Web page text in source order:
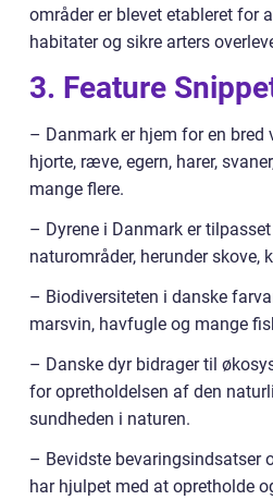
områder er blevet etableret for
habitater og sikre arters
3. Feature
– Danmark er hjem for en bred
hjorte, ræve, egern, harer,
mange flere.
– Dyrene i Danmark er
naturområder, herunder skove,
– Biodiversiteten i danske
marsvin, havfugle og mange
– Danske dyr bidrager til
for opretholdelsen af den
sundheden i naturen.
– Bevidste bevaringsindsatser
har hjulpet med at opretholde